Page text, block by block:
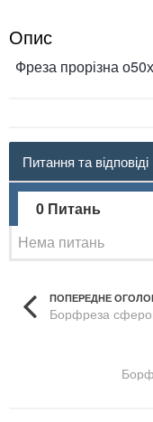
Опис
Фреза прорізна
Питання та відповіді
0 Питань
Нема питань
ПОПЕРЕДНЕ
Борфреза